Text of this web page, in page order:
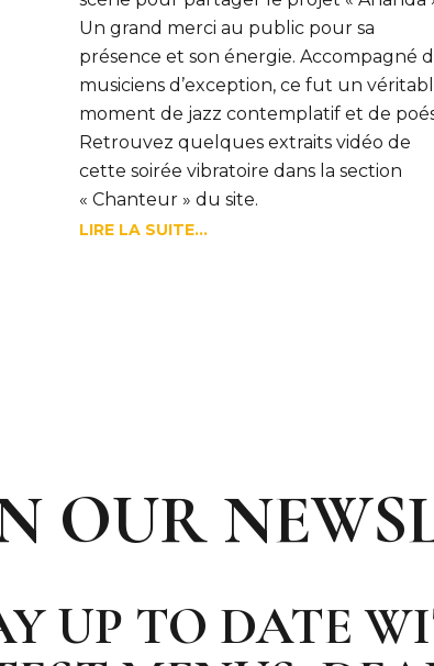
Un grand merci au public pour sa
présence et son énergie. Accompagné
musiciens d’exception, ce fut un
moment de jazz contemplatif et de
Retrouvez quelques extraits vidéo de
cette soirée vibratoire dans la section
« Chanteur » du site.
LIRE LA SUITE...
OUR
UP TO DATE